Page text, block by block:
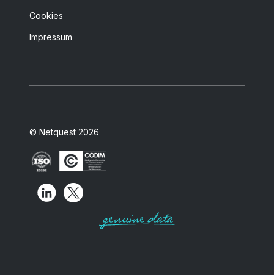
Cookies
Impressum
© Netquest 2026